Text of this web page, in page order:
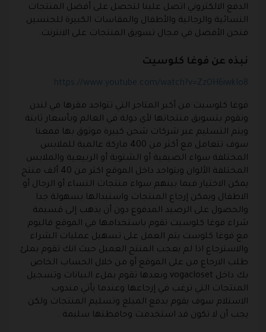
الدفع الالكتروني اتصل علينا لتحصل على أفضل المنتجات
النسائية والرجالية والأطفال والمقاسات الكبيرة للجنسين
فنحن الأفضل في مجال تسويق المنتجات على الانترنت.
نبذه عن فوغا كلوسيت
https://www.youtube.com/watch?v=ZzOH6iwkIo8
فوغا كلوسيت من أكبر المتاجر التي تتواجد مقرها في لندن
وتقوم بتسويق منتجاتها لأي دولة في العالم وبأسعار ثابتة
ويتم التسليم عبر شركات شحن كبيرة موثوق بها فمعنا
سوف تتعامل مع أكثر من 400 ماركة عالمية للملابس
المختلفة سواء الصيفية أو الشتوية أو الربيعية والملابس
المختلفة الألوان ويتواجد داخل الموقع اكثر من 40 ألف منتج
يمكن الاختيار فيما بينهم سواء منتجات النساء أو الرجال أو
الاطفال ويمكن إرجاع المنتجات واستبدالها بسهولة جدا
والحصول على الرصيد المدفوع دون أن يذهب إلى قسيمة
شراء فوغا كلوسيت تقوم باستخدامها في الموقع فاليوم
مع فوغا كلوست يتم العمل على تسهيل عمليات الشراء
والاسترجاع اذا لم يعجب المنتج العميل حيث انك تقوم بملئ
طلب الارجاع من على الموقع أو من خلال الحساب الخاص
بك داخل vogacloset وبعدها تقوم بملء البيانات وتسجيل
المنتجات التي ترغب في إرجاعها وعندما يأتي مندوب
الاستلام سوف يقوم بدفع المبلغ وتسليم المنتجات ولكن
يجب أن لا تكون قد استخدمت وحافظتها سليمة .